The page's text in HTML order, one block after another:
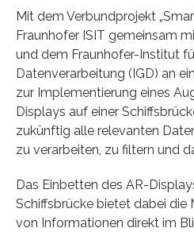
Mit dem Verbundprojekt
Fraunhofer ISIT gemeinsam
und dem Fraunhofer-Institut
Datenverarbeitung (IGD) an
zur Implementierung eines
Displays auf einer
zukünftig alle relevanten
zu verarbeiten, zu filtern und
Das Einbetten des AR-
Schiffsbrücke bietet dabei die
von Informationen direkt im